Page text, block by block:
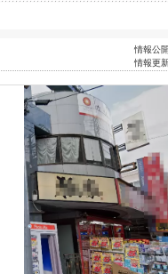
情報公
情報更